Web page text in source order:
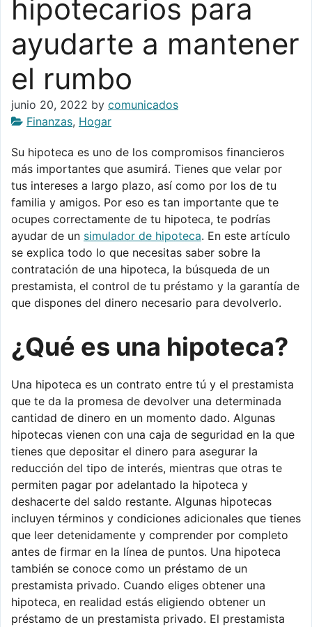
hipotecarios para
ayudarte a mantener
el rumbo
junio 20, 2022 by comunicados
Finanzas, Hogar
Su hipoteca es uno de los compromisos financieros
más importantes que asumirá. Tienes que velar por
tus intereses a largo plazo, así como por los de tu
familia y amigos. Por eso es tan importante que te
ocupes correctamente de tu hipoteca, te podrías
ayudar de un simulador de hipoteca. En este artículo
se explica todo lo que necesitas saber sobre la
contratación de una hipoteca, la búsqueda de un
prestamista, el control de tu préstamo y la garantía de
que dispones del dinero necesario para devolverlo.
¿Qué es una hipoteca?
Una hipoteca es un contrato entre tú y el prestamista
que te da la promesa de devolver una determinada
cantidad de dinero en un momento dado. Algunas
hipotecas vienen con una caja de seguridad en la que
tienes que depositar el dinero para asegurar la
reducción del tipo de interés, mientras que otras te
permiten pagar por adelantado la hipoteca y
deshacerte del saldo restante. Algunas hipotecas
incluyen términos y condiciones adicionales que tienes
que leer detenidamente y comprender por completo
antes de firmar en la línea de puntos. Una hipoteca
también se conoce como un préstamo de un
prestamista privado. Cuando eliges obtener una
hipoteca, en realidad estás eligiendo obtener un
préstamo de un prestamista privado. El prestamista